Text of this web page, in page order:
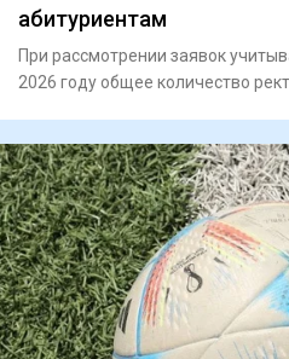
абитуриентам
При рассмотрении заявок
2026 году общее количество